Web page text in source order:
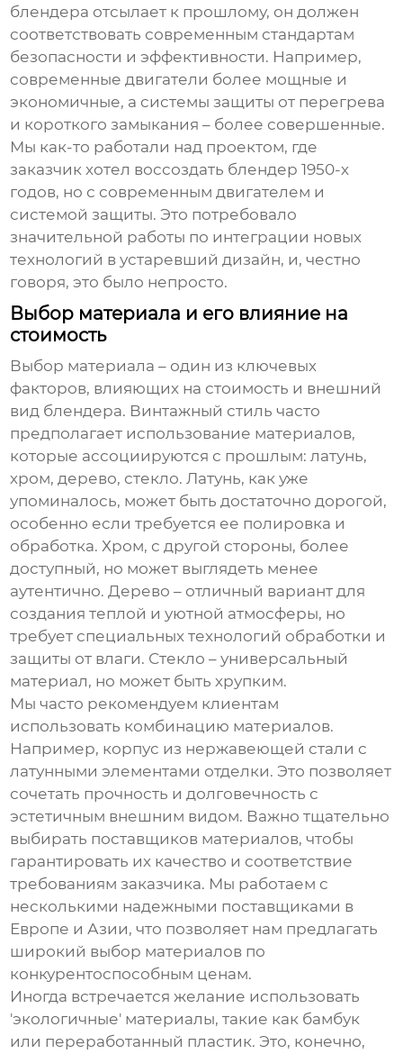
блендера отсылает к прошлому, он должен
соответствовать современным стандартам
безопасности и эффективности. Например,
современные двигатели более мощные и
экономичные, а системы защиты от перегрева
и короткого замыкания – более совершенные.
Мы как-то работали над проектом, где
заказчик хотел воссоздать блендер 1950-х
годов, но с современным двигателем и
системой защиты. Это потребовало
значительной работы по интеграции новых
технологий в устаревший дизайн, и, честно
говоря, это было непросто.
Выбор материала и его влияние на
стоимость
Выбор материала – один из ключевых
факторов, влияющих на стоимость и внешний
вид блендера. Винтажный стиль часто
предполагает использование материалов,
которые ассоциируются с прошлым: латунь,
хром, дерево, стекло. Латунь, как уже
упоминалось, может быть достаточно дорогой,
особенно если требуется ее полировка и
обработка. Хром, с другой стороны, более
доступный, но может выглядеть менее
аутентично. Дерево – отличный вариант для
создания теплой и уютной атмосферы, но
требует специальных технологий обработки и
защиты от влаги. Стекло – универсальный
материал, но может быть хрупким.
Мы часто рекомендуем клиентам
использовать комбинацию материалов.
Например, корпус из нержавеющей стали с
латунными элементами отделки. Это позволяет
сочетать прочность и долговечность с
эстетичным внешним видом. Важно тщательно
выбирать поставщиков материалов, чтобы
гарантировать их качество и соответствие
требованиям заказчика. Мы работаем с
несколькими надежными поставщиками в
Европе и Азии, что позволяет нам предлагать
широкий выбор материалов по
конкурентоспособным ценам.
Иногда встречается желание использовать
'экологичные' материалы, такие как бамбук
или переработанный пластик. Это, конечно,